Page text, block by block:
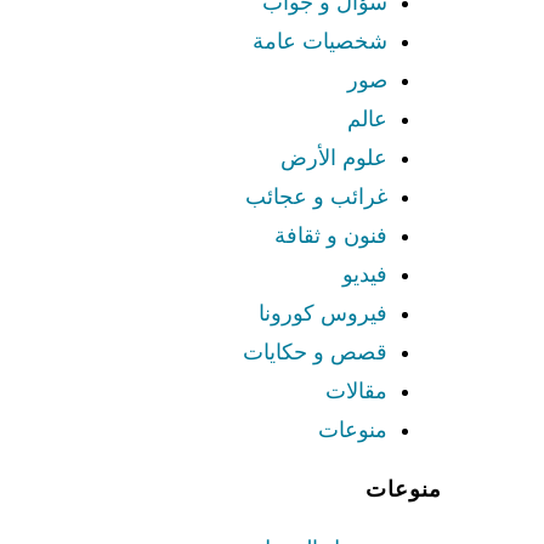
شخصيات عامة
صور
عالم
علوم الأرض
غرائب و عجائب
فنون و ثقافة
فيديو
فيروس كورونا
قصص و حكايات
مقالات
منوعات
منوعات